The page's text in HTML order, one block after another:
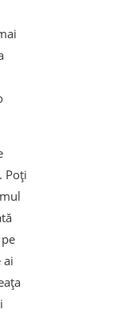
Poți
ai